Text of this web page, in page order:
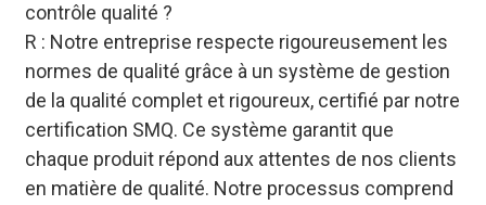
contrôle qualité ?
R : Notre entreprise respecte rigoureusement les
normes de qualité grâce à un système de gestion
de la qualité complet et rigoureux, certifié par notre
certification SMQ. Ce système garantit que
chaque produit répond aux attentes de nos clients
en matière de qualité. Notre processus comprend